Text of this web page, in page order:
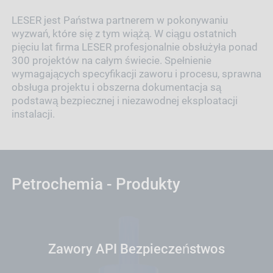
LESER jest Państwa partnerem w pokonywaniu
wyzwań, które się z tym wiążą. W ciągu ostatnich
pięciu lat firma LESER profesjonalnie obsłużyła ponad
300 projektów na całym świecie. Spełnienie
wymagających specyfikacji zaworu i procesu, sprawna
obsługa projektu i obszerna dokumentacja są
podstawą bezpiecznej i niezawodnej eksploatacji
instalacji.
Petrochemia - Produkty
Zawory API Bezpieczeństwos